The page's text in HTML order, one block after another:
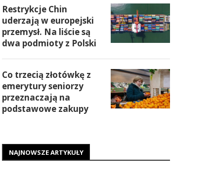
Restrykcje Chin
uderzają w europejski
przemysł. Na liście są
dwa podmioty z Polski
Co trzecią złotówkę z
emerytury seniorzy
przeznaczają na
podstawowe zakupy
NAJNOWSZE ARTYKUŁY